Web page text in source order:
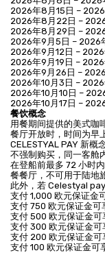
2026年8月15日 –
2026年8月22日 –
2026年8月29日 –
2026年9月5日 – 2026
2026年9月12日 – 2026
2026年9月19日 –
2026年9月26日 –
2026年10月3日 – 2026
2026年10月10日 –
2026年10月17日 –
餐饮概念
用餐期间提供的美式咖
餐厅开放时，时间为早
CELESTYAL PAY 新概
不强制购买，同一客舱
在登船前最多 72 小时
餐餐厅，不可用于陆地
此外，若 Celestyal
支付 1,000 欧元保证金
支付 750 欧元保证金可
支付 500 欧元保证金可
支付 300 欧元保证金
支付 200 欧元保证金
支付 100 欧元保证金可